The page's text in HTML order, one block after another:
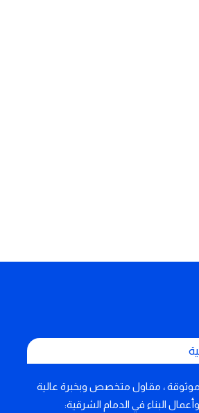
، مقاول متخصص وبخبرة عالية
البناء في الدمام الشرقية: